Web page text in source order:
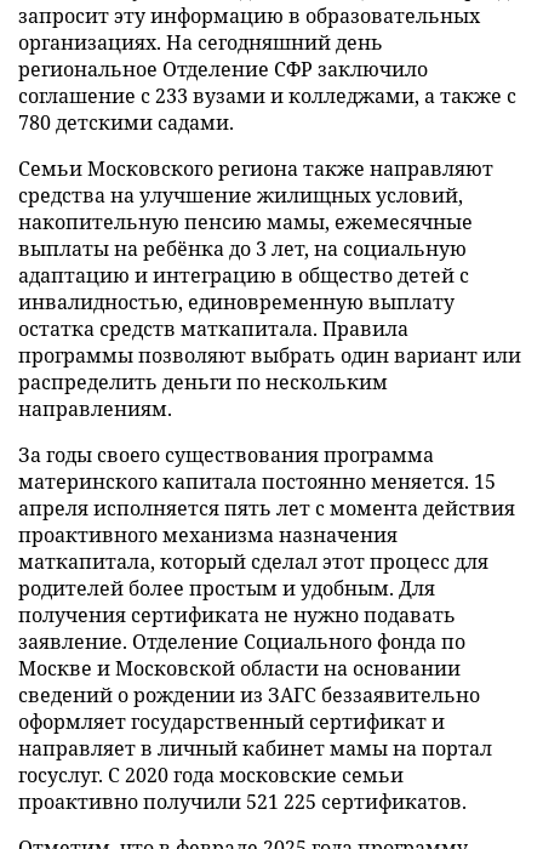
запросит эту информацию в образовательных
организациях. На сегодняшний день
региональное Отделение СФР заключило
соглашение с 233 вузами и колледжами, а также с
780 детскими садами.
Семьи Московского региона также направляют
средства на улучшение жилищных условий,
накопительную пенсию мамы, ежемесячные
выплаты на ребёнка до 3 лет, на социальную
адаптацию и интеграцию в общество детей с
инвалидностью, единовременную выплату
остатка средств маткапитала. Правила
программы позволяют выбрать один вариант или
распределить деньги по нескольким
направлениям.
За годы своего существования программа
материнского капитала постоянно меняется. 15
апреля исполняется пять лет с момента действия
проактивного механизма назначения
маткапитала, который сделал этот процесс для
родителей более простым и удобным. Для
получения сертификата не нужно подавать
заявление. Отделение Социального фонда по
Москве и Московской области на основании
сведений о рождении из ЗАГС беззаявительно
оформляет государственный сертификат и
направляет в личный кабинет мамы на портал
госуслуг. С 2020 года московские семьи
проактивно получили 521 225 сертификатов.